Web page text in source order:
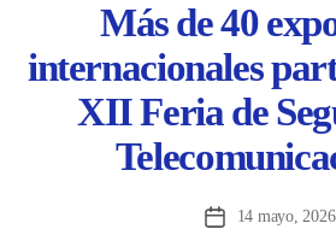
Más de 40
internacionales
XII Feria de
Fecha14 mayo, 2026